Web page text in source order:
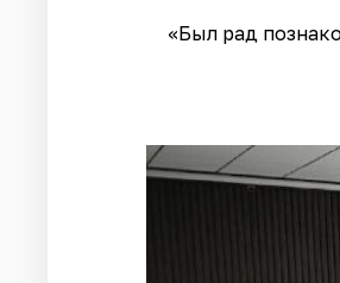
«Был рад